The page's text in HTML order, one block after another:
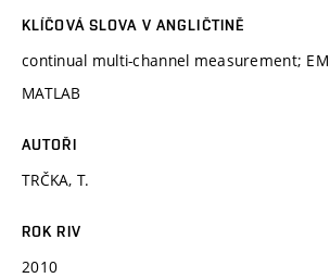
KLÍČOVÁ SLOVA V ANGLIČTINĚ
continual multi-channel measurement;
MATLAB
AUTOŘI
TRČKA, T.
ROK RIV
2010